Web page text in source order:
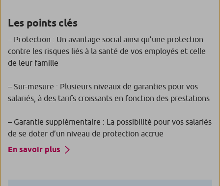
Les points clés
– Protection : Un avantage social ainsi qu’une protection
contre les risques liés à la santé de vos employés et celle
de leur famille
– Sur-mesure : Plusieurs niveaux de garanties pour vos
salariés, à des tarifs croissants en fonction des prestations
– Garantie supplémentaire : La possibilité pour vos salariés
de se doter d’un niveau de protection accrue
En savoir plus